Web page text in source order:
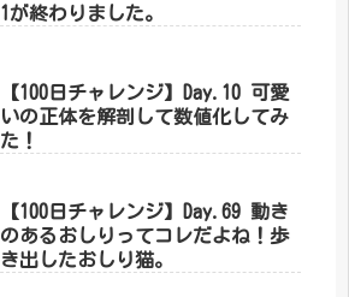
1が終わりました。
【100日チャレンジ】Day.10 可愛
いの正体を解剖して数値化してみ
た！
【100日チャレンジ】Day.69 動き
のあるおしりってコレだよね！歩
き出したおしり猫。